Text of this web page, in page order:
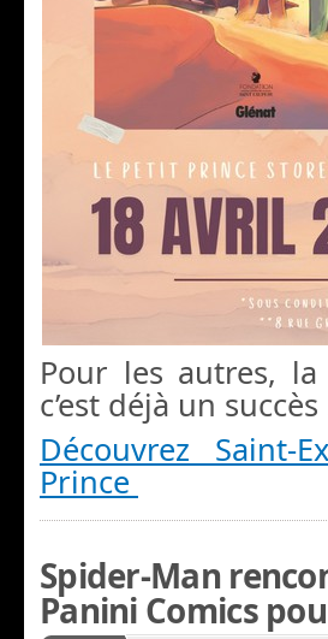
Pour les autres,
c’est déjà un succès
Découvrez Saint-
Prince
Spider-Man
Panini Comics